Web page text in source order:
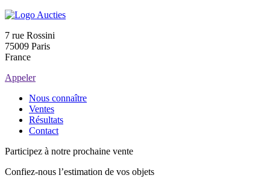
7 rue Rossini
75009 Paris
France
Appeler
Nous connaître
Ventes
Résultats
Contact
Participez à notre prochaine vente
Confiez-nous l’estimation de vos objets